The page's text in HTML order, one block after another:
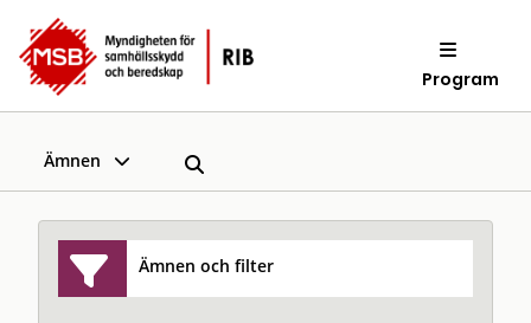
Program
Ämnen
Ämnen och filter